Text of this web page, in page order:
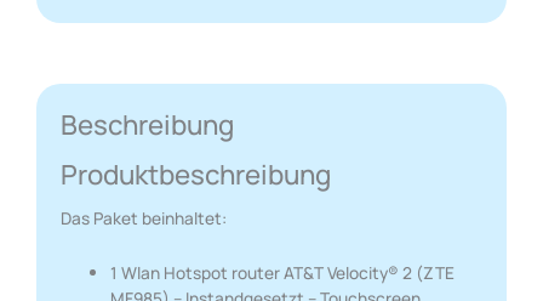
Beschreibung
Produktbeschreibung
Das Paket beinhaltet:
1 Wlan Hotspot router AT&T Velocity® 2 (ZTE